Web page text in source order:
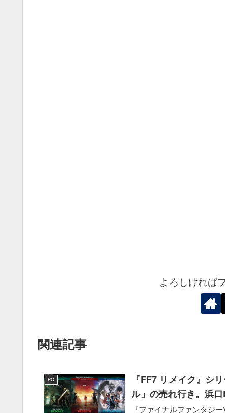
よろしければ
関連記事
PC
『FF7 リメイク』シ
ル」の売れ行き。浜
『ファイナルファンタジ